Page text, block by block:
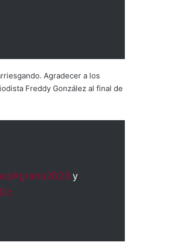
Agradecer a los
Freddy González al final de
y